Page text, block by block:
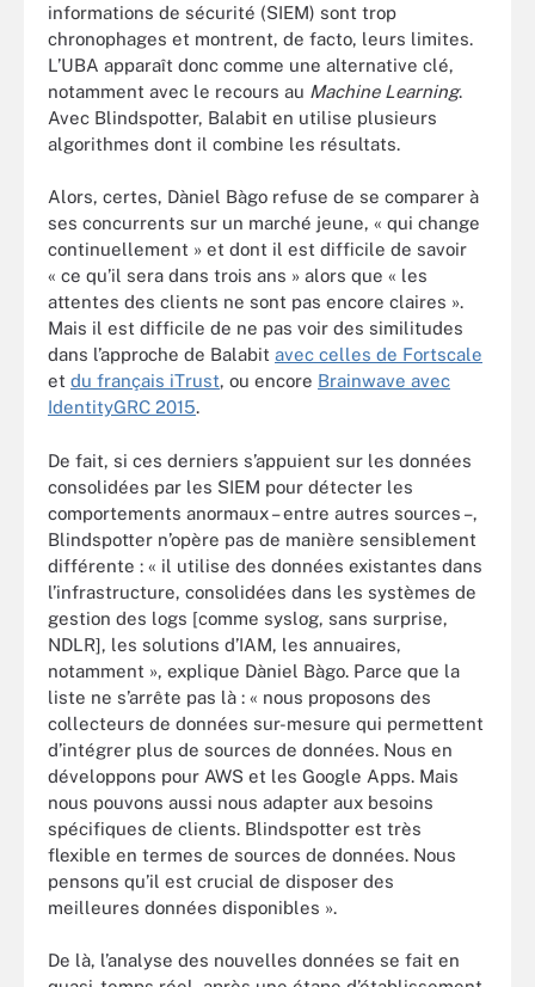
informations de sécurité (SIEM) sont trop
chronophages et montrent, de facto, leurs limites.
L’UBA apparaît donc comme une alternative clé,
notamment avec le recours au Machine Learning.
Avec Blindspotter, Balabit en utilise plusieurs
algorithmes dont il combine les résultats.
Alors, certes, Dàniel Bàgo refuse de se comparer à
ses concurrents sur un marché jeune, « qui change
continuellement » et dont il est difficile de savoir
« ce qu’il sera dans trois ans » alors que « les
attentes des clients ne sont pas encore claires ».
Mais il est difficile de ne pas voir des similitudes
dans l’approche de Balabit avec celles de Fortscale
et du français iTrust, ou encore Brainwave avec
IdentityGRC 2015.
De fait, si ces derniers s’appuient sur les données
consolidées par les SIEM pour détecter les
comportements anormaux – entre autres sources –,
Blindspotter n’opère pas de manière sensiblement
différente : « il utilise des données existantes dans
l’infrastructure, consolidées dans les systèmes de
gestion des logs [comme syslog, sans surprise,
NDLR], les solutions d’IAM, les annuaires,
notamment », explique Dàniel Bàgo. Parce que la
liste ne s’arrête pas là : « nous proposons des
collecteurs de données sur-mesure qui permettent
d’intégrer plus de sources de données. Nous en
développons pour AWS et les Google Apps. Mais
nous pouvons aussi nous adapter aux besoins
spécifiques de clients. Blindspotter est très
flexible en termes de sources de données. Nous
pensons qu’il est crucial de disposer des
meilleures données disponibles ».
De là, l’analyse des nouvelles données se fait en